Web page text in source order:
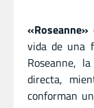
«Roseanne»
vida de una
Roseanne,
directa,
conforman